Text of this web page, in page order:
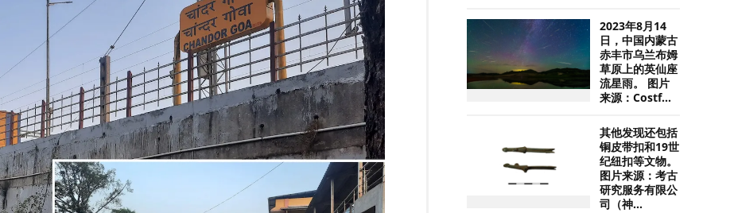
2023年8月14
日，中国内蒙古
赤丰市乌兰布姆
草原上的英仙座
流星雨。 图片
来源：Costf...
其他发现还包括
铜皮带扣和19世
纪纽扣等文物。
图片来源：考古
研究服务有限公
司（神...